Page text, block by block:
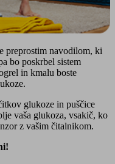
preprostim navodilom, ki
bo poskrbel sistem
in kmalu boste
glukoze in puščice
vaša glukoza, vsakič, ko
z vašim čitalnikom.